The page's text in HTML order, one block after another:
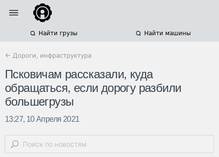
Найти грузы Найти машины
← Дороги, инфраструктура
Псковичам рассказали, куда
обращаться, если дорогу разбили
большегрузы
13:27, 10 Апреля 2021